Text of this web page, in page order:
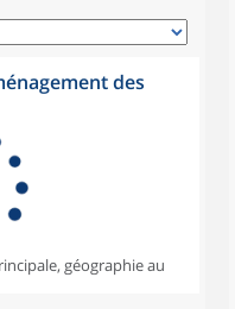
des
géographie au